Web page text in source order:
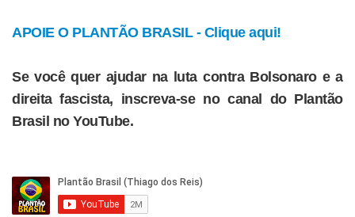
APOIE O PLANTÃO BRASIL - Clique aqui!
Se você quer ajudar na luta contra Bolsonaro e a
direita fascista, inscreva-se no canal do Plantão
Brasil no YouTube.